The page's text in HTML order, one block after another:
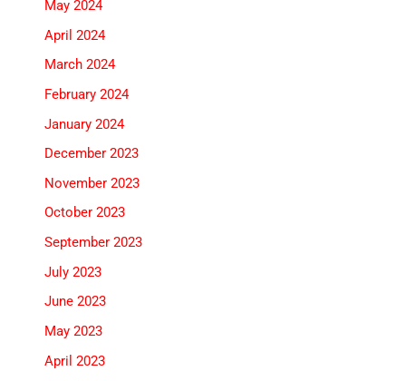
May 2024
April 2024
March 2024
February 2024
January 2024
December 2023
November 2023
October 2023
September 2023
July 2023
June 2023
May 2023
April 2023